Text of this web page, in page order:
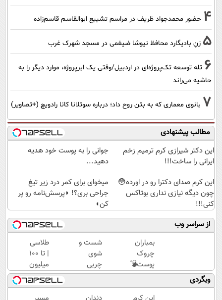
4 حضور محمدجواد ظریف در مراسم تشییع ابوالقاسم قاسم‌زاده
5 زنِ بادیگارد محافظ نیوشا ضیغمی در مسجد شهرک غرب
6 تله توسعه تک‌پروژه‌ای در اردبیل/وقتی یک ابرپروژه، موارد دیگر را به
حاشیه می‌راند
7 بانوی معماری که به بتن روح داد؛ درباره سوتلانا کانا رادویچ (+تصاویر)
مطالب پیشنهادی
این دکتر شیرازی کرم ترمیم زخم
ایرانی را ساخت!!!
جوانی را به پوست خود هدیه
دهید...
این کرم صدای دکترا رو در اورده😳
چون دیگه نیازی نداری بوتاکس
کنی!!!
میخوای برای کمر درد زیر تیغ
جراحی بری؟! ◗پرسش‌نامه رو پر
کن◖
از سراسر وب
بمباران
چروک
پوست💣
با
جوانساز
جلبک
شست و
شوی
چربی
های کبد
با
نوشیدنی
طلاسی
| تا 100
میلیون
وام
آنی
خرید
وبگردی